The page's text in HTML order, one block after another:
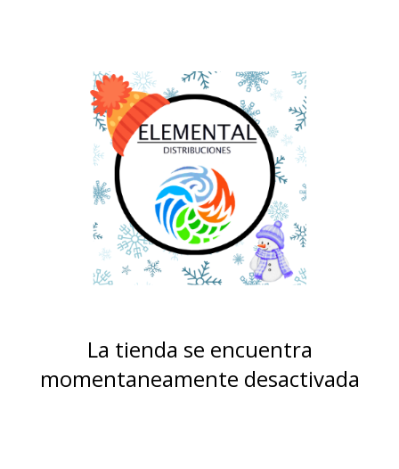
La tienda se encuentra
momentaneamente desactivada